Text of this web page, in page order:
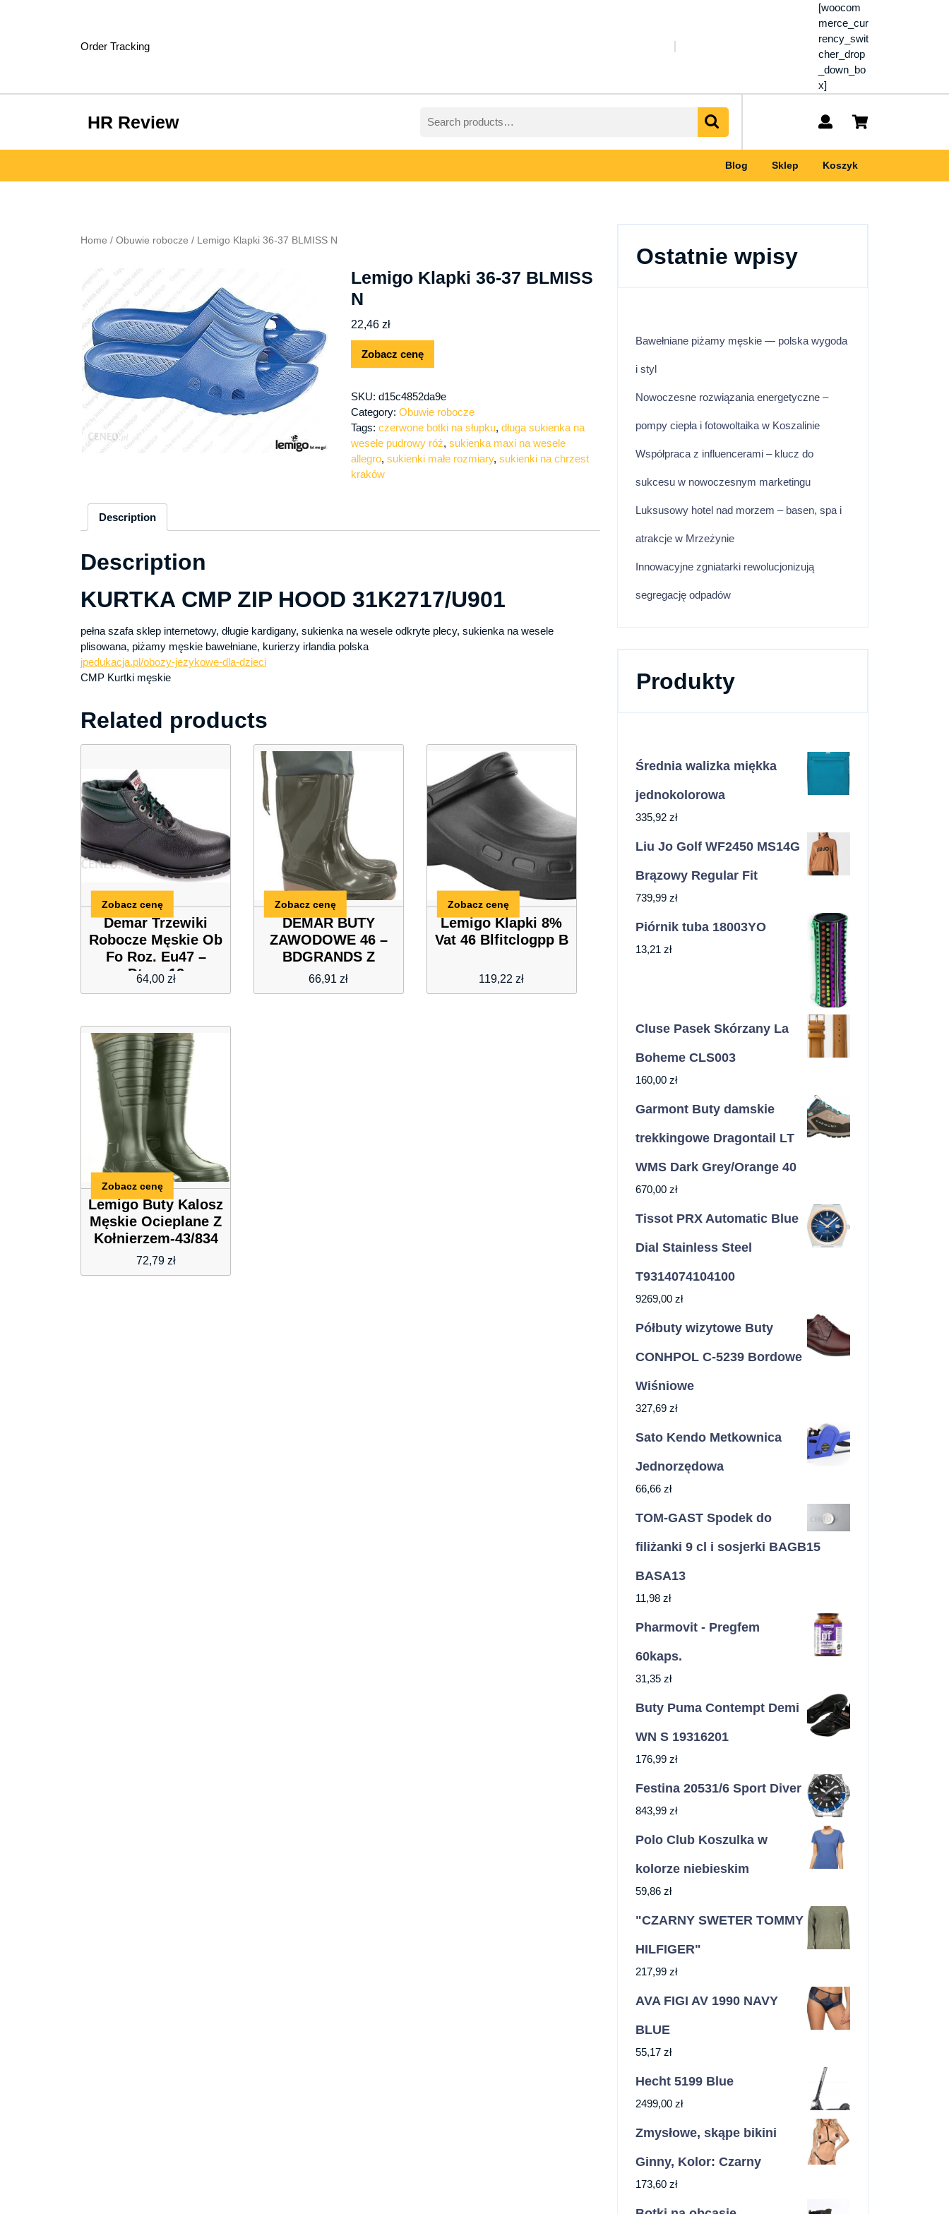
Order Tracking
[woocom
merce_cur
rency_swit
cher_drop
_down_bo
x]
HR Review
for:
My
Blog Sklep Koszyk
Home / Obuwie robocze / Lemigo Klapki 36-37 BLMISS N
Lemigo Klapki 36-37 BLMISS
N
22,46 zł
Zobacz cenę
SKU: d15c4852da9e
Category: Obuwie robocze
Tags: czerwone botki na słupku, długa sukienka na
wesele pudrowy róż, sukienka maxi na wesele
allegro, sukienki małe rozmiary, sukienki na chrzest
kraków
Description
Description
KURTKA CMP ZIP HOOD 31K2717/U901
pełna szafa sklep internetowy, długie kardigany, sukienka na wesele odkryte plecy, sukienka na wesele
plisowana, piżamy męskie bawełniane, kurierzy irlandia polska
jpedukacja.pl/obozy-jezykowe-dla-dzieci
CMP Kurtki męskie
Related products
Demar Trzewiki
Robocze Męskie Ob
Fo Roz. Eu47 –
Dtrme12
64,00 zł
Zobacz cenę
DEMAR BUTY
ZAWODOWE 46 –
BDGRANDS Z
66,91zł
Zobacz cenę
Lemigo Klapki 8%
Vat 46 Blfitclogpp B
119,22zł
Zobacz cenę
Lemigo Buty Kalosz
Męskie Ocieplane Z
Kołnierzem-43/834
72,79 zł
Zobacz cenę
Ostatnie wpisy
Bawełniane piżamy męskie — polska wygoda
i styl
Nowoczesne rozwiązania energetyczne –
pompy ciepła i fotowoltaika w Koszalinie
Współpraca z influencerami – klucz do
sukcesu w nowoczesnym marketingu
Luksusowy hotel nad morzem – basen, spa i
atrakcje w Mrzeżynie
Innowacyjne zgniatarki rewolucjonizują
segregację odpadów
Produkty
Średnia walizka miękka
jednokolorowa
335,92 zł
Liu Jo Golf WF2450 MS14G
Brązowy Regular Fit
739,99 zł
Piórnik tuba 18003YO
13,21 zł
Cluse Pasek Skórzany La
Boheme CLS003
160,00 zł
Garmont Buty damskie
trekkingowe Dragontail LT
WMS Dark Grey/Orange 40
670,00 zł
Tissot PRX Automatic Blue
Dial Stainless Steel
T9314074104100
9269,00 zł
Półbuty wizytowe Buty
CONHPOL C-5239 Bordowe
Wiśniowe
327,69 zł
Sato Kendo Metkownica
Jednorzędowa
66,66 zł
TOM-GAST Spodek do
filiżanki 9 cl i sosjerki BAGB15
BASA13
11,98 zł
Pharmovit - Pregfem
60kaps.
31,35 zł
Buty Puma Contempt Demi
WN S 19316201
176,99 zł
Festina 20531/6 Sport Diver
843,99 zł
Polo Club Koszulka w
kolorze niebieskim
59,86 zł
"CZARNY SWETER TOMMY
HILFIGER"
217,99 zł
AVA FIGI AV 1990 NAVY
BLUE
55,17 zł
Hecht 5199 Blue
2499,00 zł
Zmysłowe, skąpe bikini
Ginny, Kolor: Czarny
173,60 zł